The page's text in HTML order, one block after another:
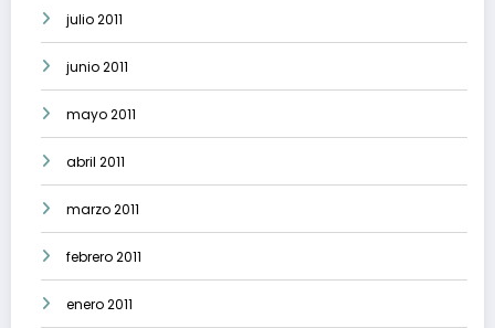
julio 2011
junio 2011
mayo 2011
abril 2011
marzo 2011
febrero 2011
enero 2011